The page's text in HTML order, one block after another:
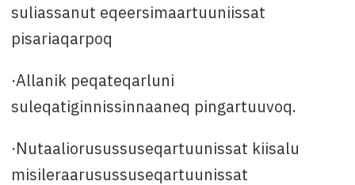
suliassanut eqeersimaartuuniissat
pisariaqarpoq
·Allanik peqateqarluni
suleqatiginnissinnaaneq pingartuuvoq.
·Nutaaliorusussuseqartuunissat kiisalu
misileraarusussuseqartuunissat